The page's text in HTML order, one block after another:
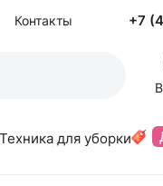
Контакты +7
Техника для уборки